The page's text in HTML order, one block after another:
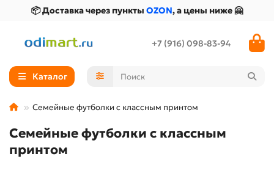
📦 Доставка через пункты OZON, а цены ниже 🤗
+7 (916) 098-83-94
Каталог
Семейные футболки с классным принтом
Семейные футболки с классным
принтом